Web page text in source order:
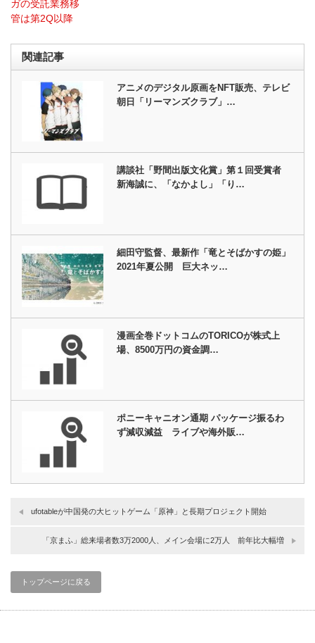
ガの受託業務移
管は第2Q以降
関連記事
アニメのデジタル原画をNFT販売、テレビ
朝日「リーマンズクラブ」…
講談社「野間出版文化賞」第１回受賞者
新海誠に、「なかよし」「り…
細田守監督、最新作「竜とそばかすの姫」
2021年夏公開 巨大ネッ…
漫画全巻ドットコムのTORICOが株式上
場、8500万円の資金調…
ポニーキャニオン通期 パッケージ振るわ
ず減収減益 ライブや海外販…
ufotableが中国発の大ヒットゲーム「原神」と長期プロジェクト開始
「京まふ」総来場者数3万2000人、メイン会場に2万人 前年比大幅増
トップページに戻る